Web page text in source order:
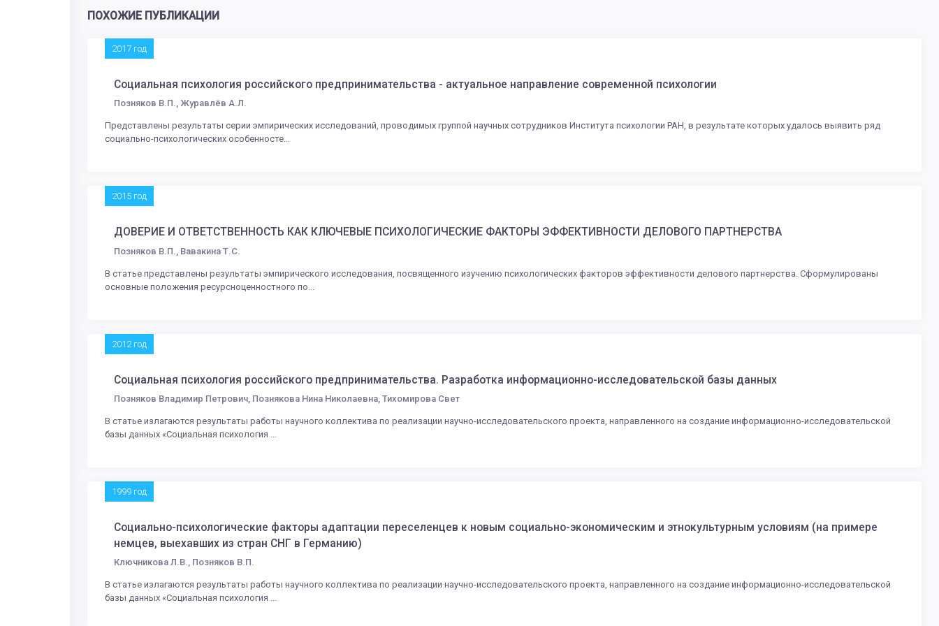
ПОХОЖИЕ ПУБЛИКАЦИИ
2017 год
Социальная психология российского предпринимательства - актуальное направление современной психологии
Позняков В.П., Журавлёв А.Л.
Представлены результаты серии эмпирических исследований, проводимых группой научных сотрудников Института психологии РАН, в результате которых удалось выявить ряд
социально-психологических особенносте...
2015 год
ДОВЕРИЕ И ОТВЕТСТВЕННОСТЬ КАК КЛЮЧЕВЫЕ ПСИХОЛОГИЧЕСКИЕ ФАКТОРЫ ЭФФЕКТИВНОСТИ ДЕЛОВОГО ПАРТНЕРСТВА
Позняков В.П., Вавакина Т.С.
В статье представлены результаты эмпирического исследования, посвященного изучению психологических факторов эффективности делового партнерства. Сформулированы
основные положения ресурсноценностного по...
2012 год
Социальная психология российского предпринимательства. Разработка информационно-исследовательской базы данных
Позняков Владимир Петрович, Познякова Нина Николаевна, Тихомирова Свет
В статье излагаются результаты работы научного коллектива по реализации научно-исследовательского проекта, направленного на создание информационно-исследовательской
базы данных «Социальная психология ...
1999 год
Социально-психологические факторы адаптации переселенцев к новым социально-экономическим и этнокультурным условиям (на примере
немцев, выехавших из стран СНГ в Германию)
Ключникова Л.В., Позняков В.П.
В статье излагаются результаты работы научного коллектива по реализации научно-исследовательского проекта, направленного на создание информационно-исследовательской
базы данных «Социальная психология ...